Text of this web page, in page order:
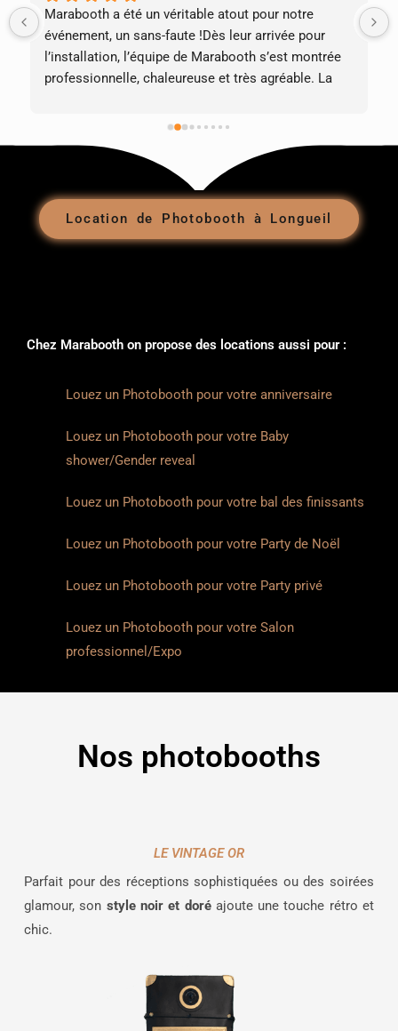
Marabooth a été un véritable atout pour notre
événement, un sans-faute !Dès leur arrivée pour
l’installation, l’équipe de Marabooth s’est montrée
professionnelle, chaleureuse et très agréable. La
d’excellente qualité, les accessoires géniaux, et nos
invités de tous âges ont fait la queue toute la
soirée.Ce qui les a vraiment distingués, c’est leur
gestion d’un imprévu : nous avons pris du retard, et
ils ont gentiment prolongé notre temps pour que
nous ne manquions rien. Cette flexibilité et cette
attention portée aux clients sont rares, et cela a fait
cherchez une entreprise de photobooth
vraiment, ne cherchez pas plus loin : Marabooth est
chaudement ! 🎉📸
Location de Photobooth à Longueil
Chez Marabooth on propose des locations aussi pour :
Louez un Photobooth pour votre anniversaire
Louez un Photobooth pour votre Baby
shower/Gender reveal
Louez un Photobooth pour votre bal des finissants
Louez un Photobooth pour votre Party de Noël
Louez un Photobooth pour votre Party privé
Louez un Photobooth pour votre Salon
professionnel/Expo
Nos photobooths
LE VINTAGE OR
Parfait pour des réceptions sophistiquées ou des soirées
glamour, son style noir et doréajoute une touche rétro et
chic.